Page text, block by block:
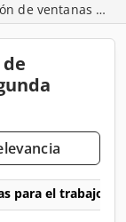
de ventanas de
para el trabajo